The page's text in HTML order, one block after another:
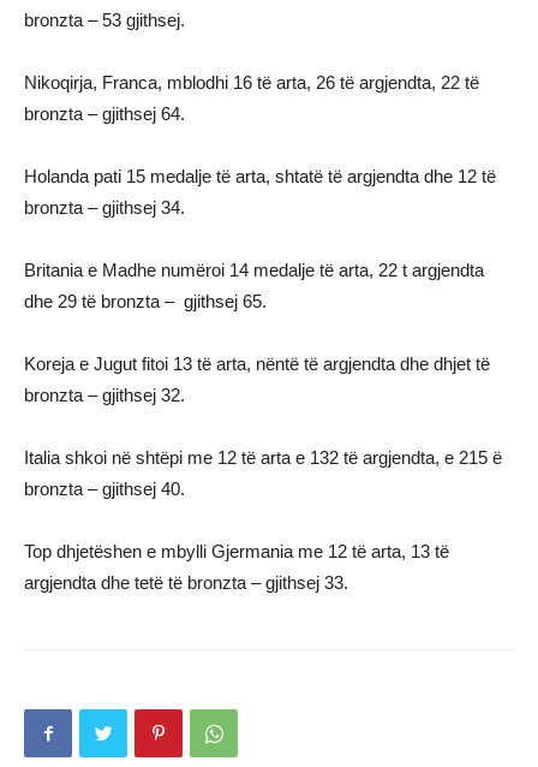
bronzta – 53 gjithsej.
Nikoqirja, Franca, mblodhi 16 të arta, 26 të argjendta, 22 të
bronzta – gjithsej 64.
Holanda pati 15 medalje të arta, shtatë të argjendta dhe 12 të
bronzta – gjithsej 34.
Britania e Madhe numëroi 14 medalje të arta, 22 t argjendta
dhe 29 të bronzta – gjithsej 65.
Koreja e Jugut fitoi 13 të arta, nëntë të argjendta dhe dhjet të
bronzta – gjithsej 32.
Italia shkoi në shtëpi me 12 të arta e 132 të argjendta, e 215 ë
bronzta – gjithsej 40.
Top dhjetëshen e mbylli Gjermania me 12 të arta, 13 të
argjendta dhe tetë të bronzta – gjithsej 33.